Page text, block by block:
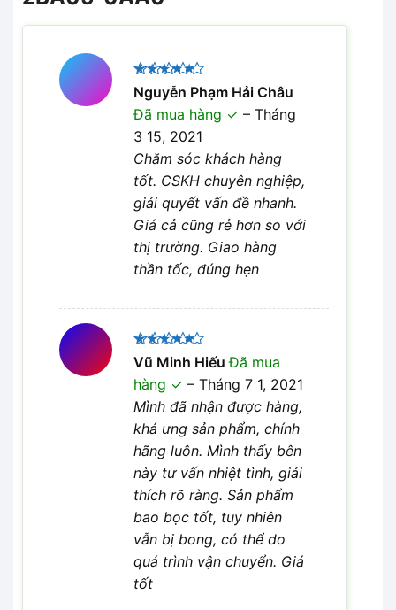
Được xếp
hạng 5
sao
Nguyễn Phạm Hải Châu
Đã mua hàng
– Tháng
3 15, 2021
Chăm sóc khách hàng
tốt. CSKH chuyên nghiệp,
giải quyết vấn đề nhanh.
Giá cả cũng rẻ hơn so với
thị trường. Giao hàng
thần tốc, đúng hẹn
Được xếp
5
sao
Vũ Minh HiếuĐã mua
hàng
– Tháng 7 1, 2021
Mình đã nhận được hàng,
khá ưng sản phẩm, chính
hãng luôn. Mình thấy bên
này tư vấn nhiệt tình, giải
thích rõ ràng. Sản phẩm
bao bọc tốt, tuy nhiên
vẫn bị bong, có thể do
quá trình vận chuyển. Giá
tốt